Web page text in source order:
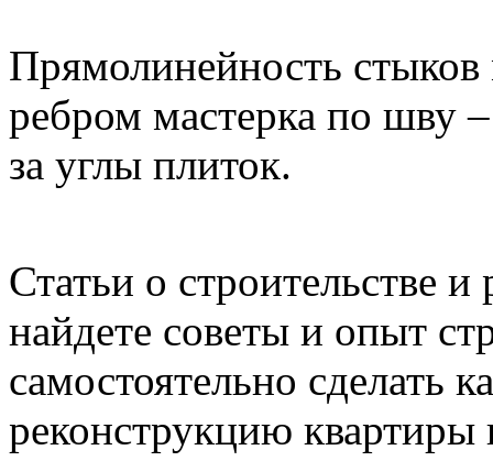
Прямолинейность
ребром мастерка по шву
за углы плиток.
Статьи о строительстве
найдете советы и опыт
самостоятельно сделать
реконструкцию квартиры